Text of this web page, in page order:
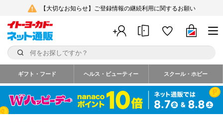
【大切なお知らせ】ご登録情報の継続利用に関するお願い
ギフト・フード ヘルス・ビューティー スクール・ホビー